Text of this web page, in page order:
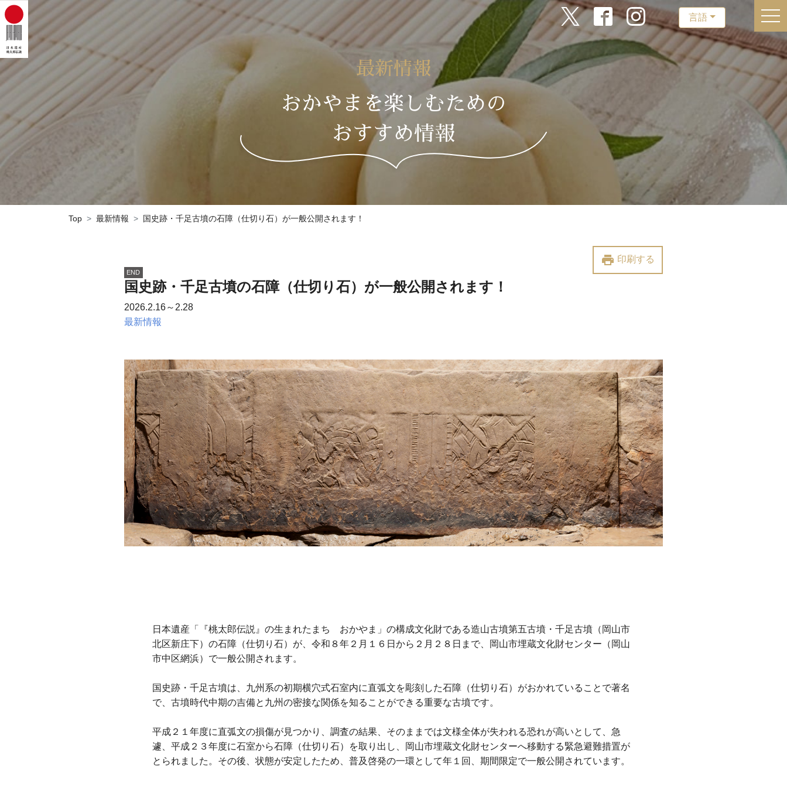
言語
最新情報
おかやまを楽しむための
おすすめ情報
Top 最新情報 国史跡・千足古墳の石障（仕切り石）が一般公開されます！
END
print 印刷する
国史跡・千足古墳の石障（仕切り石）が一般公開されます！
2026.2.16～2.28
最新情報
日本遺産「『桃太郎伝説』の生まれたまち おかやま」の構成文化財である造山古墳第五古墳・千足古墳（岡山市
北区新庄下）の石障（仕切り石）が、令和８年２月１６日から２月２８日まで、岡山市埋蔵文化財センター（岡山
市中区網浜）で一般公開されます。
国史跡・千足古墳は、九州系の初期横穴式石室内に直弧文を彫刻した石障（仕切り石）がおかれていることで著名
で、古墳時代中期の吉備と九州の密接な関係を知ることができる重要な古墳です。
平成２１年度に直弧文の損傷が見つかり、調査の結果、そのままでは文様全体が失われる恐れが高いとして、急
遽、平成２３年度に石室から石障（仕切り石）を取り出し、岡山市埋蔵文化財センターへ移動する緊急避難措置が
とられました。その後、状態が安定したため、普及啓発の一環として年１回、期間限定で一般公開されています。